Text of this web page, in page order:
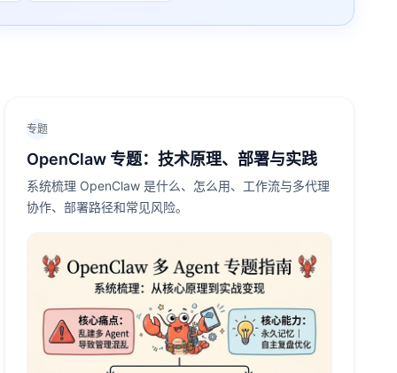
专题
OpenClaw 专题：技术原理、部署与实践
系统梳理 OpenClaw 是什么、怎么用、工作流与多代理
协作、部署路径和常见风险。